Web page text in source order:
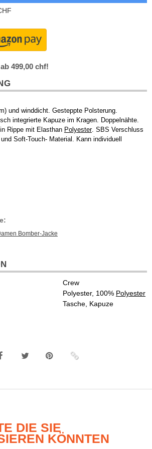
499,00 chf!
und winddicht. Gesteppte Polsterung.
integrierte Kapuze im Kragen. Doppelnähte.
in Rippe mit Elasthan Polyester. SBS Verschluss
Soft-Touch- Material. Kann individuell
Bomber-Jacke
Crew
Polyester, 100% Polyester
Tasche, Kapuze
DIE SIE
KÖNNTEN